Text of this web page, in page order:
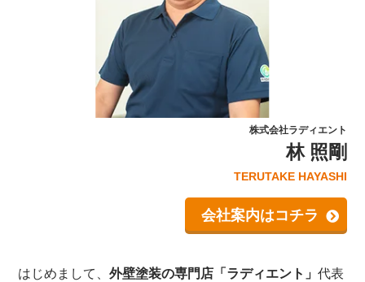
株式会社ラディエント
林 照剛
TERUTAKE HAYASHI
会社案内はコチラ
はじめまして、外壁塗装の専門店「ラディエント」代表